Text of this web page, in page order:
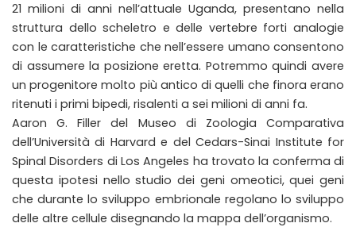
21 milioni di anni nell’attuale Uganda, presentano nella
struttura dello scheletro e delle vertebre forti analogie
con le caratteristiche che nell’essere umano consentono
di assumere la posizione eretta. Potremmo quindi avere
un progenitore molto più antico di quelli che finora erano
ritenuti i primi bipedi, risalenti a sei milioni di anni fa.
Aaron G. Filler del Museo di Zoologia Comparativa
dell’Università di Harvard e del Cedars-Sinai Institute for
Spinal Disorders di Los Angeles ha trovato la conferma di
questa ipotesi nello studio dei geni omeotici, quei geni
che durante lo sviluppo embrionale regolano lo sviluppo
delle altre cellule disegnando la mappa dell’organismo.